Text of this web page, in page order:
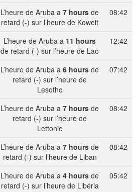
L’heure de Aruba a 7 hours de
retard (-) sur l’heure de Koweit
08:42
L’heure de Aruba a 11 hours
de retard (-) sur l’heure de Lao
12:42
L’heure de Aruba a 6 hours de
retard (-) sur l’heure de
Lesotho
07:42
L’heure de Aruba a 7 hours de
retard (-) sur l’heure de
Lettonie
08:42
L’heure de Aruba a 7 hours de
retard (-) sur l’heure de Liban
08:42
L’heure de Aruba a 4 hours de
retard (-) sur l’heure de Libéria
05:42